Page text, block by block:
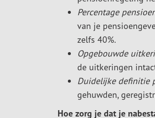
Percentage
van je
zelfs 40%.
Opgebouwde
de uitkeringen
Duidelijke definitie
gehuwden,
Hoe zorg je dat je